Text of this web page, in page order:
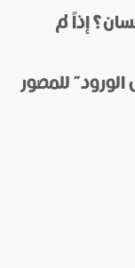
إذاً لم
للمصور